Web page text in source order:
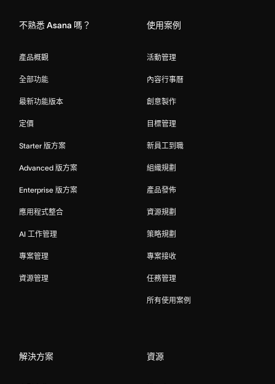
不熟悉 Asana 嗎？
產品概觀
全部功能
最新功能版本
定價
Starter 版方案
Advanced 版方案
Enterprise 版方案
應用程式整合
AI 工作管理
專案管理
資源管理
使用案例
活動管理
內容行事曆
創意製作
目標管理
新員工到職
組織規劃
產品發佈
資源規劃
策略規劃
專案接收
任務管理
所有使用案例
解決方案 資源